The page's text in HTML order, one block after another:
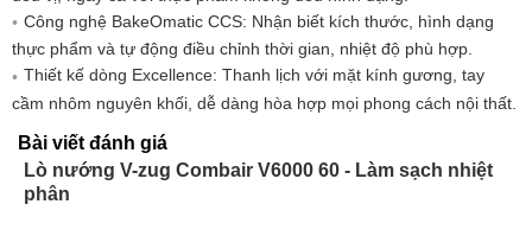
Tiêu thụ khi tắt: 0,5W
Tự động ngắt điện khi bật mạng: 2 tuần
gia: Đúng
Công nghệ BakeOmatic CCS: Nhận biết kích thước, hình dạng
thực phẩm và tự động điều chỉnh thời gian, nhiệt độ phù hợp.
Thiết kế dòng Excellence: Thanh lịch với mặt kính gương, tay
cầm nhôm nguyên khối, dễ dàng hòa hợp mọi phong cách nội thất.
Bài viết đánh giá
Lò nướng V-zug Combair V6000 60 - Làm sạch nhiệt
phân